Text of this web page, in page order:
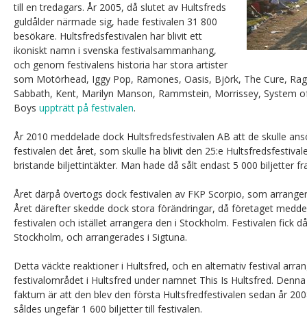
till en tredagars. År 2005, då slutet av Hultsfreds
guldålder närmade sig, hade festivalen 31 800
besökare. Hultsfredsfestivalen har blivit ett
ikoniskt namn i svenska festivalsammanhang,
och genom festivalens historia har stora artister
som Motörhead, Iggy Pop, Ramones, Oasis, Björk, The Cure,
Sabbath, Kent, Marilyn Manson, Rammstein, Morrissey, System
Boys uppträtt på festivalen.
År 2010 meddelade dock Hultsfredsfestivalen AB att de skulle
festivalen det året, som skulle ha blivit den 25:e
bristande biljettintäkter. Man hade då sålt endast 5 000 biljetter
Året därpå övertogs dock festivalen av FKP Scorpio, som
Året därefter skedde dock stora förändringar, då företaget
festivalen och istället arrangera den i Stockholm. Festivalen fick
Stockholm, och arrangerades i Sigtuna.
Detta väckte reaktioner i Hultsfred, och en alternativ festival
festivalområdet i Hultsfred under namnet This Is Hultsfred.
faktum är att den blev den första Hultsfredfestivalen sedan år
såldes ungefär 1 600 biljetter till festivalen.